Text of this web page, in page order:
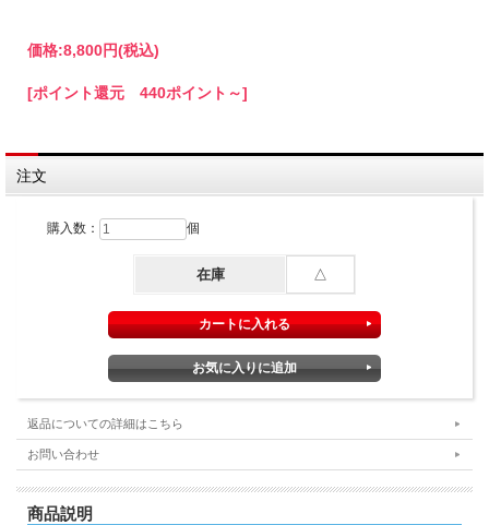
価格:8,800円(税込)
[ポイント還元 440ポイント～]
注文
購入数： 個
在庫 △
返品についての詳細はこちら
お問い合わせ
商品説明